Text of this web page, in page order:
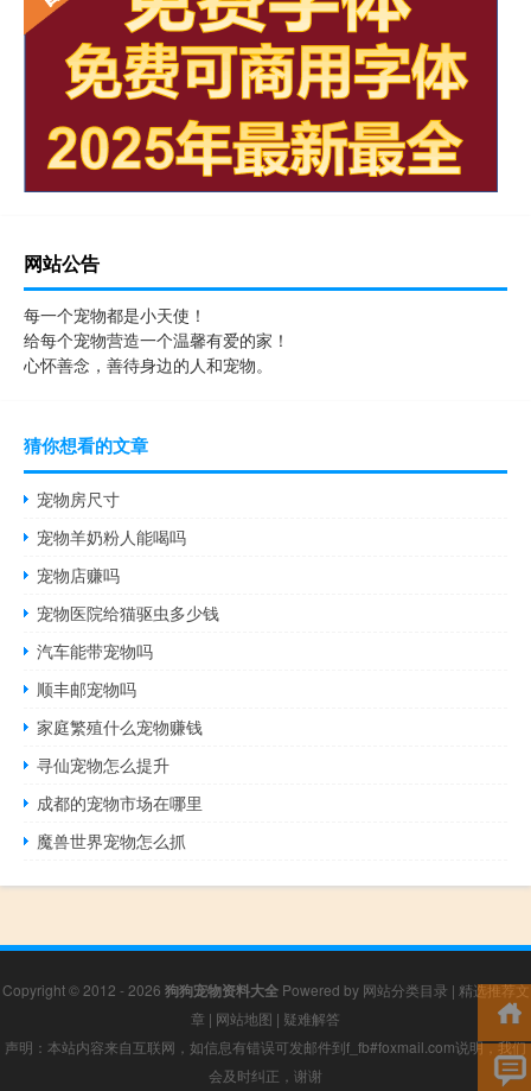
网站公告
每一个宠物都是小天使！
给每个宠物营造一个温馨有爱的家！
心怀善念，善待身边的人和宠物。
猜你想看的文章
宠物房尺寸
宠物羊奶粉人能喝吗
宠物店赚吗
宠物医院给猫驱虫多少钱
汽车能带宠物吗
顺丰邮宠物吗
家庭繁殖什么宠物赚钱
寻仙宠物怎么提升
成都的宠物市场在哪里
魔兽世界宠物怎么抓
Copyright © 2012 - 2026 狗狗宠物资料大全Powered by 网站分类目录 | 精选推荐文
章 | 网站地图 | 疑难解答
声明：本站内容来自互联网，如信息有错误可发邮件到f_fb#foxmail.com说明，我们
会及时纠正，谢谢